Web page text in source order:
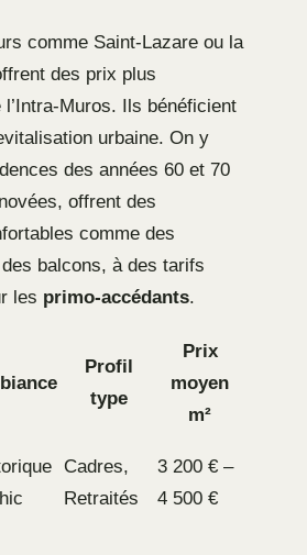
comme Saint-Lazare ou la
des prix plus
l’Intra-Muros. Ils bénéficient
urbaine. On y
des années 60 et 70
offrent des
comme des
balcons, à des tarifs
les primo-accédants.
Profil
type
Prix
moyen
m²
Cadres,
Retraités
3 200 € –
4 500 €